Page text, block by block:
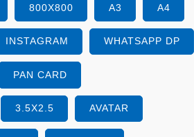
800X800 A3 A4
INSTAGRAM WHATSAPP DP
PAN CARD
3.5X2.5 AVATAR